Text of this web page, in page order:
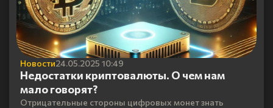
Новости24.05.2025 10:49
Недостатки криптовалюты. О чем нам
мало говорят?
Отрицательные стороны цифровых монет знать